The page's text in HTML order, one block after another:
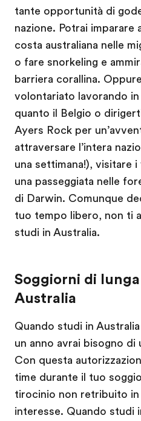
tante opportunità di
nazione. Potrai imparare
costa australiana nelle
o fare snorkeling e
barriera corallina.
volontariato lavorando in
quanto il Belgio o
Ayers Rock per
attraversare l’intera
una settimana!), visitare
una passeggiata nelle
di Darwin. Comunque
tuo tempo libero, non ti
studi in Australia.
Soggiorni di
Australia
Quando studi in
un anno avrai bisogno
Con questa
time durante il tuo
tirocinio non retribuito
interesse. Quando studi